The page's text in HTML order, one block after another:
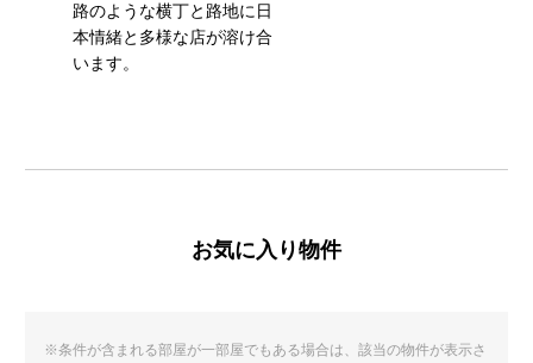
路のような横丁と路地に日
本情緒と多様な店が溶け合
います。
お気に入り物件
※条件が含まれる部屋が一部屋でもある場合は、該当の物件が表示さ